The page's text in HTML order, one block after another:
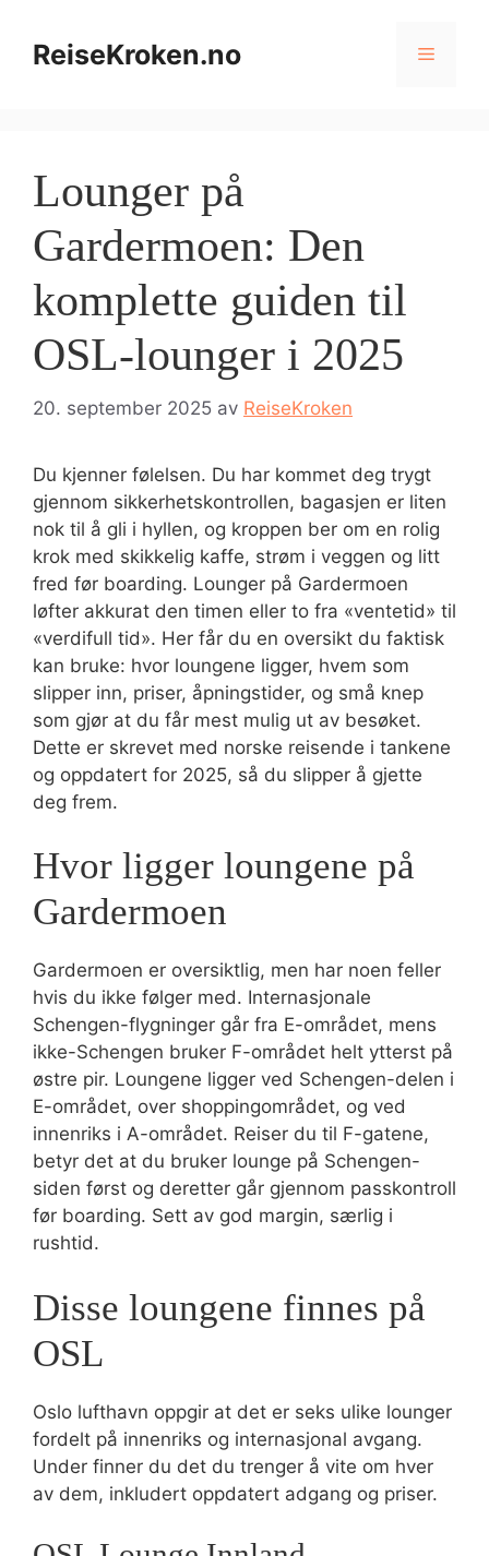
innholdReiseKroken.no Meny
Lounger på
Gardermoen: Den
komplette guiden til
OSL-lounger i 2025
20. september 2025 av ReiseKroken
Du kjenner følelsen. Du har kommet deg trygt
gjennom sikkerhetskontrollen, bagasjen er liten
nok til å gli i hyllen, og kroppen ber om en rolig
krok med skikkelig kaffe, strøm i veggen og litt
fred før boarding. Lounger på Gardermoen
løfter akkurat den timen eller to fra «ventetid» til
«verdifull tid». Her får du en oversikt du faktisk
kan bruke: hvor loungene ligger, hvem som
slipper inn, priser, åpningstider, og små knep
som gjør at du får mest mulig ut av besøket.
Dette er skrevet med norske reisende i tankene
og oppdatert for 2025, så du slipper å gjette
deg frem.
Hvor ligger loungene på
Gardermoen
Gardermoen er oversiktlig, men har noen feller
hvis du ikke følger med. Internasjonale
Schengen-flygninger går fra E-området, mens
ikke-Schengen bruker F-området helt ytterst på
østre pir. Loungene ligger ved Schengen-delen i
E-området, over shoppingområdet, og ved
innenriks i A-området. Reiser du til F-gatene,
betyr det at du bruker lounge på Schengen-
siden først og deretter går gjennom passkontroll
før boarding. Sett av god margin, særlig i
rushtid.
Disse loungene finnes på
OSL
Oslo lufthavn oppgir at det er seks ulike lounger
fordelt på innenriks og internasjonal avgang.
Under finner du det du trenger å vite om hver
av dem, inkludert oppdatert adgang og priser.